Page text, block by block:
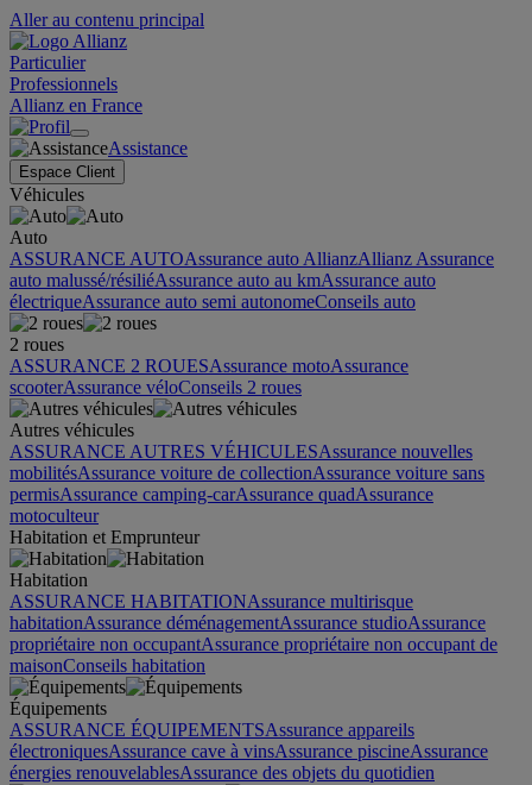
Aller au contenu principal
Particulier
Professionnels
Allianz en France
Assistance
Espace Client
Véhicules
Auto
ASSURANCE AUTOAssurance auto AllianzAllianz Assurance
auto malussé/résiliéAssurance auto au kmAssurance auto
électriqueAssurance auto semi autonomeConseils auto
2 roues
ASSURANCE 2 ROUESAssurance motoAssurance
scooterAssurance véloConseils 2 roues
Autres véhicules
ASSURANCE AUTRES VÉHICULESAssurance nouvelles
mobilitésAssurance voiture de collectionAssurance voiture sans
permisAssurance camping-carAssurance quadAssurance
motoculteur
Habitation et Emprunteur
Habitation
ASSURANCE HABITATIONAssurance multirisque
habitationAssurance déménagementAssurance studioAssurance
propriétaire non occupantAssurance propriétaire non occupant de
maisonConseils habitation
Équipements
ASSURANCE ÉQUIPEMENTSAssurance appareils
électroniquesAssurance cave à vinsAssurance piscineAssurance
énergies renouvelablesAssurance des objets du quotidien